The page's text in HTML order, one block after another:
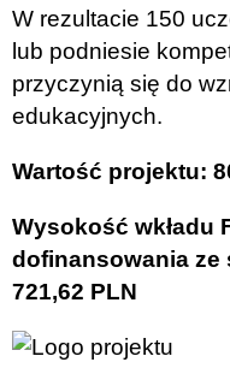
W rezultacie 150
lub podniesie
przyczynią się do
edukacyjnych.
Wartość projektu:
Wysokość wkładu
dofinansowania ze
721,62 PLN